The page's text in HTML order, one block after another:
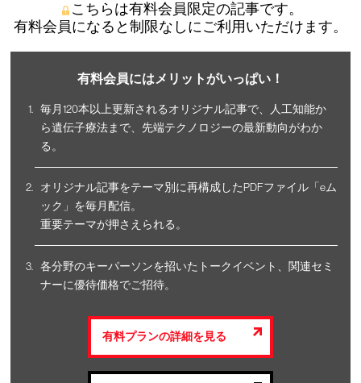
こちらは有料会員限定の記事です。
有料会員になると制限なしにご利用いただけます。
有料会員にはメリットがいっぱい！
毎月120本以上更新されるオリジナル記事で、人工知能か
ら遺伝子療法まで、先端テクノロジーの最新動向がわか
る。
オリジナル記事をテーマ別に再構成したPDFファイル「eム
ック」を毎月配信。
重要テーマが押さえられる。
各分野のキーパーソンを招いたトークイベント、関連セミ
ナーに優待価格でご招待。
有料プランの詳細を見る